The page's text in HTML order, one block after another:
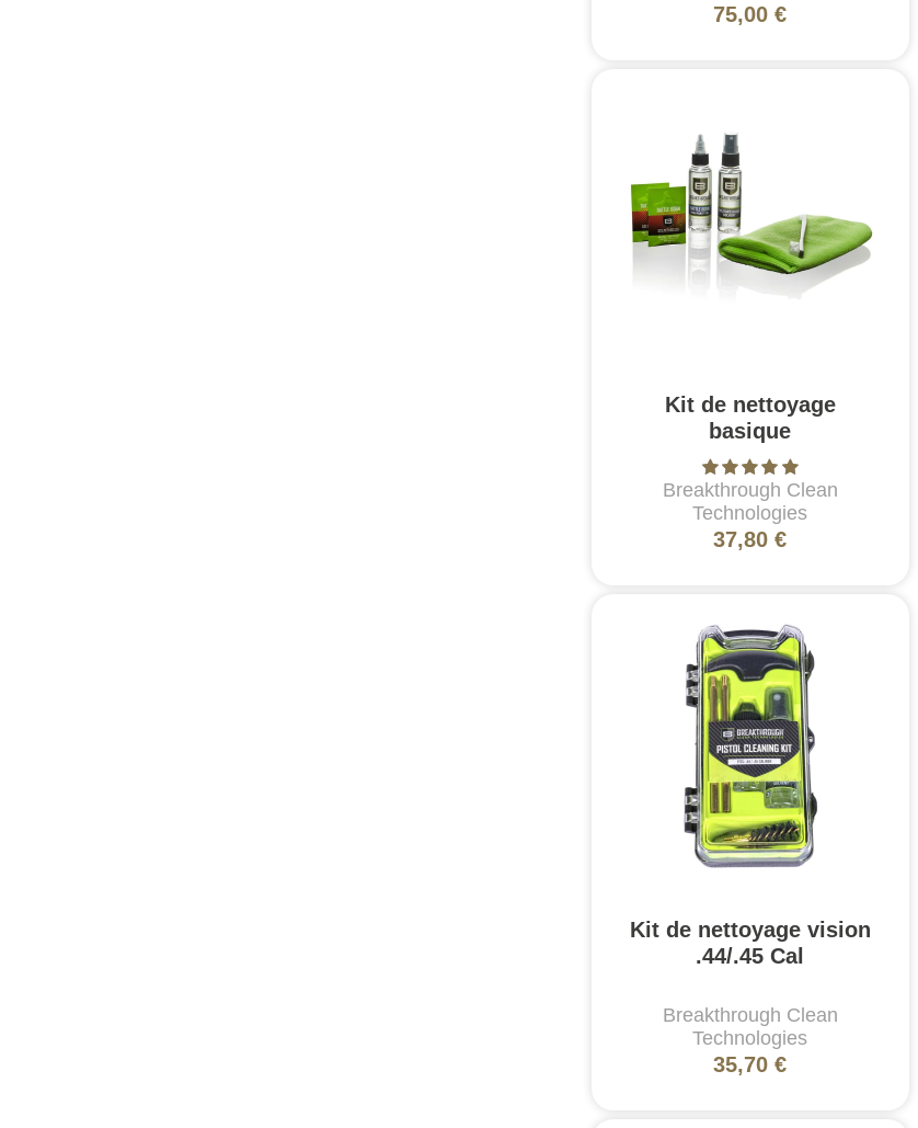
75,00 €
Kit de nettoyage
basique
Breakthrough Clean
Technologies
37,80 €
Kit de nettoyage vision
.44/.45 Cal
Breakthrough Clean
Technologies
35,70 €